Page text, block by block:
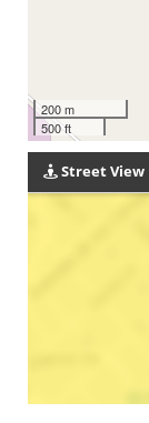
200 m
500 ft
Street View